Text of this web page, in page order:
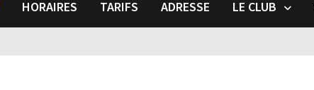
HORAIRES TARIFS ADRESSE LE CLUB